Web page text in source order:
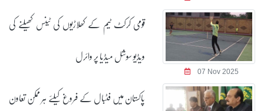
07 Nov 2025
قومی کرکٹ ٹیم کے کھلاڑیوں کی ٹینس کھیلنے کی
ویڈیو سوشل میڈیا پر وائرل
پاکستان میں فٹبال کے فروغ کیلئے ہر ممکن تعاون